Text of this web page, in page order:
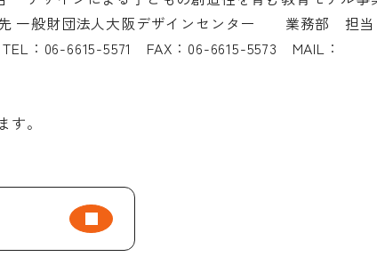
会員ログイン
一般財団法人大阪デザインセンター 業務部 担当
：06-6615-5571 FAX：06-6615-5573 MAIL：
す。